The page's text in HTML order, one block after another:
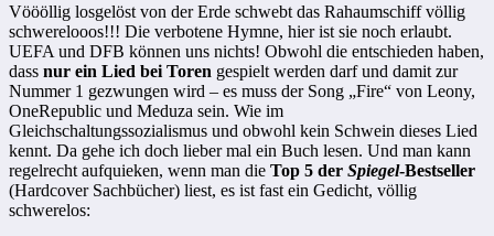
Vöööllig losgelöst von der Erde schwebt das Rahaumschiff völlig
schwerelooos!!! Die verbotene Hymne, hier ist sie noch erlaubt.
UEFA und DFB können uns nichts! Obwohl die entschieden haben,
dass nur ein Lied bei Toren gespielt werden darf und damit zur
Nummer 1 gezwungen wird – es muss der Song „Fire“ von Leony,
OneRepublic und Meduza sein. Wie im
Gleichschaltungssozialismus und obwohl kein Schwein dieses Lied
kennt. Da gehe ich doch lieber mal ein Buch lesen. Und man kann
regelrecht aufquieken, wenn man die Top 5 der Spiegel-Bestseller
(Hardcover Sachbücher) liest, es ist fast ein Gedicht, völlig
schwerelos: